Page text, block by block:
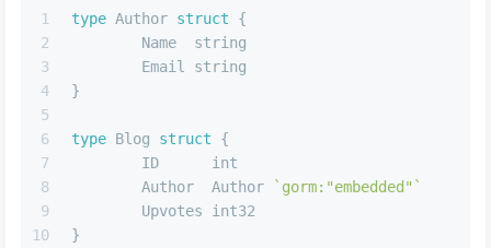
1
2
3
4
5
6
7
8
9
10
type Author struct {
	Name
string
	Email
string
}
type Blog struct {
	ID
int
	Author  Author
`gorm:"embedded"`
	Upvotes
int32
}